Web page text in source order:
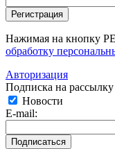
Нажимая на кнопку
обработку
Авторизация
Подписка на рассылку
Новости
E-mail: